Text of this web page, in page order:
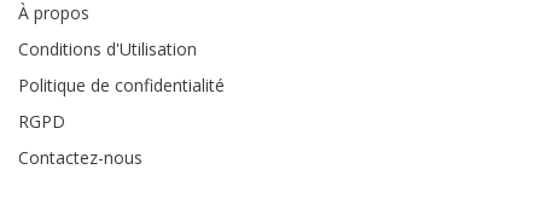
À propos
Conditions d'Utilisation
Politique de confidentialité
RGPD
Contactez-nous